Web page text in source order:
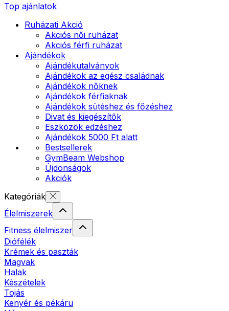
Top ajánlatok
Ruházati Akció
Akciós női ruházat
Akciós férfi ruházat
Ajándékok
Ajándékutalványok
Ajándékok az egész családnak
Ajándékok nőknek
Ajándékok férfiaknak
Ajándékok sütéshez és főzéshez
Divat és kiegészítők
Eszközök edzéshez
Ajándékok 5000 Ft alatt
Bestsellerek
GymBeam Webshop
Újdonságok
Akciók
Kategóriák
Élelmiszerek
Fitness élelmiszer
Diófélék
Krémek és paszták
Magvak
Halak
Készételek
Tojás
Kenyér és pékáru